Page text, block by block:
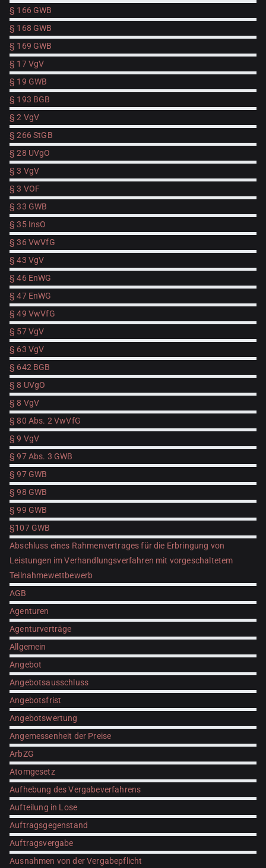
§ 166 GWB
§ 168 GWB
§ 169 GWB
§ 17 VgV
§ 19 GWB
§ 193 BGB
§ 2 VgV
§ 266 StGB
§ 28 UVgO
§ 3 VgV
§ 3 VOF
§ 33 GWB
§ 35 InsO
§ 36 VwVfG
§ 43 VgV
§ 46 EnWG
§ 47 EnWG
§ 49 VwVfG
§ 57 VgV
§ 63 VgV
§ 642 BGB
§ 8 UVgO
§ 8 VgV
§ 80 Abs. 2 VwVfG
§ 9 VgV
§ 97 Abs. 3 GWB
§ 97 GWB
§ 98 GWB
§ 99 GWB
§107 GWB
Abschluss eines Rahmenvertrages für die Erbringung von
Leistungen im Verhandlungsverfahren mit vorgeschaltetem
Teilnahmewettbewerb
AGB
Agenturen
Agenturverträge
Allgemein
Angebot
Angebotsausschluss
Angebotsfrist
Angebotswertung
Angemessenheit der Preise
ArbZG
Atomgesetz
Aufhebung des Vergabeverfahrens
Aufteilung in Lose
Auftragsgegenstand
Auftragsvergabe
Ausnahmen von der Vergabepflicht